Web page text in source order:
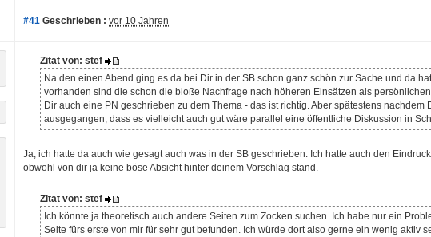
#41 Geschrieben : vor 10 Jahren
Zitat von: stef
Na den einen Abend ging es da bei Dir in der SB schon ganz schön zur Sache und da
vorhanden sind die schon die bloße Nachfrage nach höheren Einsätzen als
Dir auch eine PN geschrieben zu dem Thema - das ist richtig. Aber spätestens
ausgegangen, dass es vielleicht auch gut wäre parallel eine öffentliche Diskussion in
Ja, ich hatte da auch wie gesagt auch was in der SB geschrieben. Ich hatte auch den
obwohl von dir ja keine böse Absicht hinter deinem Vorschlag stand.
Zitat von: stef
Ich könnte ja theoretisch auch andere Seiten zum Zocken suchen. Ich habe nur ein
Seite fürs erste von mir für sehr gut befunden. Ich würde dort also gerne ein wenig aktiv